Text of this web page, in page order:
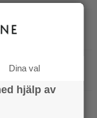
King”:
hyllas
om
och det
Dina val
hjälp av